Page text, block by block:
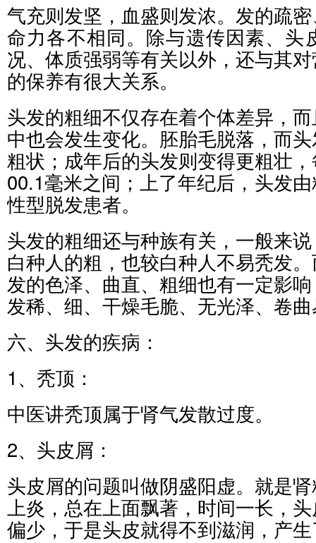
气充则发坚，血盛则发浓。发的疏
命力各不相同。除与遗传因素、头
况、体质强弱等有关以外，还与其
的保养有很大关系。
头发的粗细不仅存在着个体差异，
中也会发生变化。胚胎毛脱落，而
粗状；成年后的头发则变得更粗壮
00.1毫米之间；上了年纪后，头发
性型脱发患者。
头发的粗细还与种族有关，一般来
白种人的粗，也较白种人不易秃发
发的色泽、曲直、粗细也有一定影
发稀、细、干燥毛脆、无光泽、卷
六、头发的疾病：
1、秃顶：
中医讲秃顶属于肾气发散过度。
2、头皮屑：
头皮屑的问题叫做阴盛阳虚。就是
上炎，总在上面飘著，时间一长，
偏少，于是头皮就得不到滋润，产